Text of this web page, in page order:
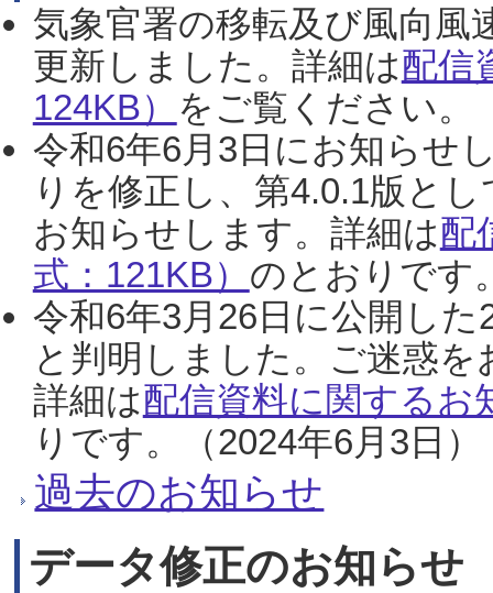
気象官署の移転及び風向風
更新しました。詳細は配信
124KB） をご覧ください。
令和6年6月3日にお知らせ
りを修正し、第4.0.1版と
お知らせします。詳細は配
式：121KB） のとおりです
令和6年3月26日に公開し
と判明しました。ご迷惑
詳細は配信資料に関するお
りです。（2024年6月3日）
過去のお知らせ
データ修正のお知らせ